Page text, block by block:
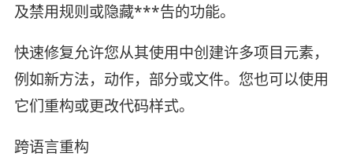
及禁用规则或隐藏***告的功能。
快速修复允许您从其使用中创建许多项目元素，
例如新方法，动作，部分或文件。您也可以使用
它们重构或更改代码样式。
跨语言重构